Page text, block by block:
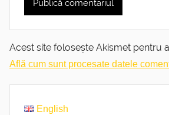
Acest site folosește Akismet pentru
Află cum sunt procesate datele
English